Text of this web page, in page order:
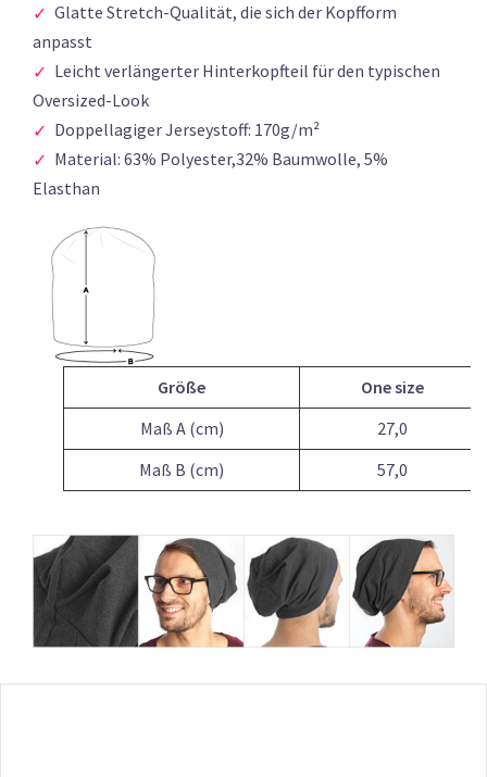
Glatte Stretch-Qualität, die sich der Kopfform
anpasst
Leicht verlängerter Hinterkopfteil für den typischen
Oversized-Look
Doppellagiger Jerseystoff: 170g/m²
Material: 63% Polyester,32% Baumwolle, 5%
Elasthan
Größe
One size
Maß A (cm)
27,0
Maß B (cm)
57,0